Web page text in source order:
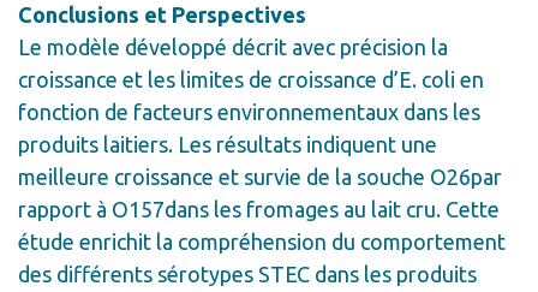
Conclusions et Perspectives
Le modèle développé décrit avec précision la
croissance et les limites de croissance d’E. coli en
fonction de facteurs environnementaux dans les
produits laitiers. Les résultats indiquent une
meilleure croissance et survie de la souche O26par
rapport à O157dans les fromages au lait cru. Cette
étude enrichit la compréhension du comportement
des différents sérotypes STEC dans les produits